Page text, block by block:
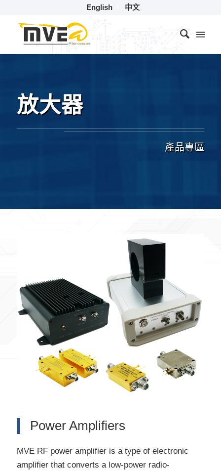
English 中文
放大器
產品專區
Power Amplifiers
MVE RF power amplifier is a type of electronic
amplifier that converts a low-power radio-